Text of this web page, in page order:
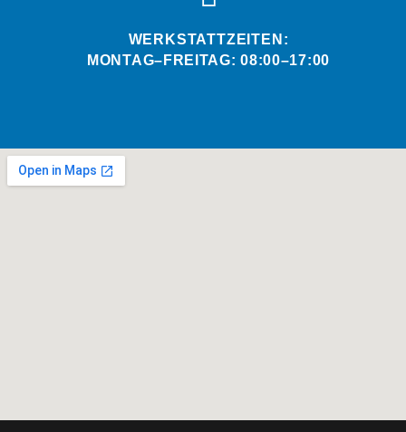
WERKSTATTZEITEN:
MONTAG–FREITAG: 08:00–17:00